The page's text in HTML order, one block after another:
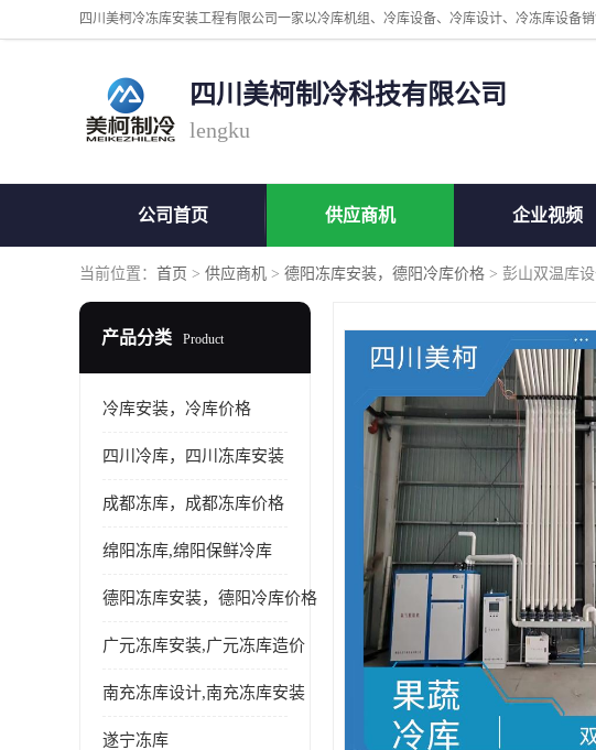
四川美柯制冷科技有限公司
lengku
公司首页 供应商机 企业视频
当前位置： 首页 > 供应商机 > 德阳冻库安装，德阳冷库价格 > 彭山双温库
产品分类 Product
冷库安装，冷库价格
四川冷库，四川冻库安装
成都冻库，成都冻库价格
绵阳冻库,绵阳保鲜冷库
德阳冻库安装，德阳冷库价格
广元冻库安装,广元冻库造价
南充冻库设计,南充冻库安装
遂宁冻库